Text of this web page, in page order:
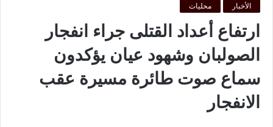
الأخبار محليات
ارتفاع أعداد القتلى جراء انفجار
الصولبان وشهود عيان يؤكدون
سماع صوت طائرة مسيرة عقب
الانفجار